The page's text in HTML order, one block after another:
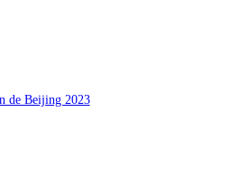
de Beijing 2023